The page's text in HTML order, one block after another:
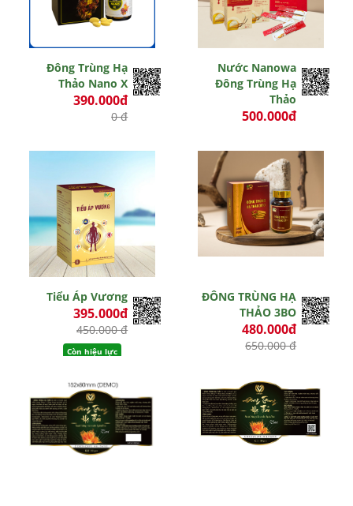
Đông Trùng Hạ
Thảo Nano X
390.000đ
0 đ
Nước Nanowa
Đông Trùng Hạ
Thảo
500.000đ
Hết hiệu lực
Tiểu Áp Vương
395.000đ
450.000 đ
Còn hiệu lực
ĐÔNG TRÙNG HẠ
THẢO 3BO
480.000đ
650.000 đ